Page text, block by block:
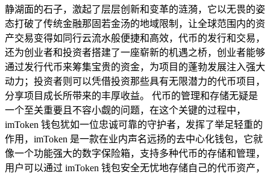
静湖面的石子，激起了层层创新和变革的涟漪，它以无畏的姿
态打破了传统金融那固若金汤的地域限制，让全球范围内的资
产交易变得如同行云流水般便捷和高效，代币的发行和交易，
还为创业者和投资者搭建了一座崭新的机遇之桥，创业者能够
通过发行代币来筹集宝贵的资金，为项目的蓬勃发展注入强大
动力；投资者则可以凭借投资那些具有无限潜力的代币项目，
分享项目成长所带来的丰厚收益。 代币的管理和存储无疑是
一个至关重要且不容小觑的问题，在这个关键的过程中，
imToken 钱包犹如一位忠诚可靠的守护者，发挥了举足轻重的
作用，imToken 是一款在业内声名远扬的去中心化钱包，它就
像一个功能强大的数字保险箱，支持多种代币的存储和管理，
用户可以通过 imToken 钱包安全无忧地存储自己的代币资产，